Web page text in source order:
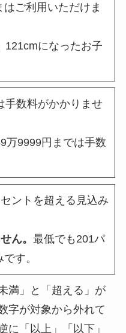
ご利用いただけま
121cmになったお子
手数料がかかりませ
万9999円までは手数
ントを超える見込み
ん。 最低でも201パ
す。
満」と「超える」が
字が対象から外れて
に「以上」「以下」